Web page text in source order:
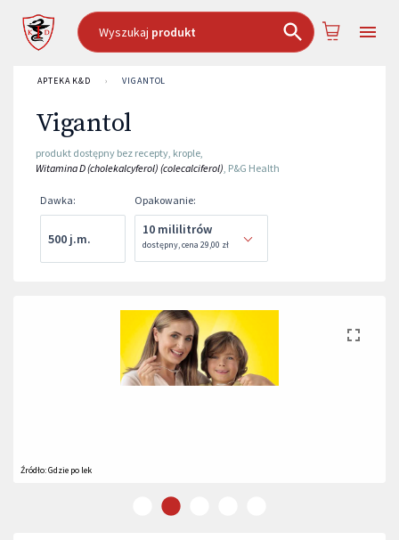
Wyszukaj produkt
APTEKA K&D › VIGANTOL
Vigantol
produkt dostępny bez recepty, krople,
Witamina D (cholekalcyferol) (colecalciferol), P&G Health
Dawka:
500 j.m.
Opakowanie:
10 mililitrów
dostępny,cena 29,00 zł
Źródło:Gdzie po lek